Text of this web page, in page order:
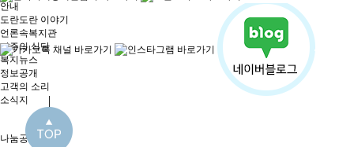
안내
도란도란 이야기
언론속복지관
이주의 식단
복지뉴스
정보공개
고객의 소리
소식지
나눔공간